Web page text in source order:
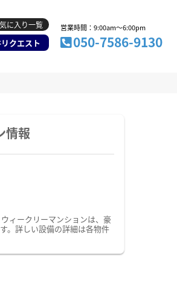
に入り一覧
クエスト
営業時間：9:00am～6:00pm
050-7586-9130
情報
ィークリーマンションは、豪
。詳しい設備の詳細は各物件